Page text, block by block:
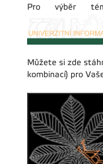
Pro výběr
Můžete si zde
kombinací) pro